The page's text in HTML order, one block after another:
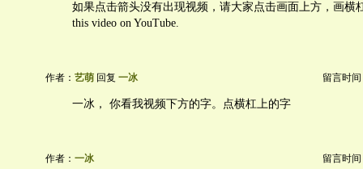
如果点击箭头没有出现视频，请大家点击画面上方，画横
this video on YouTube.
作者： 艺萌 回复 一冰 留言时间
一冰， 你看我视频下方的字。点横杠上的字
作者： 一冰 留言时间